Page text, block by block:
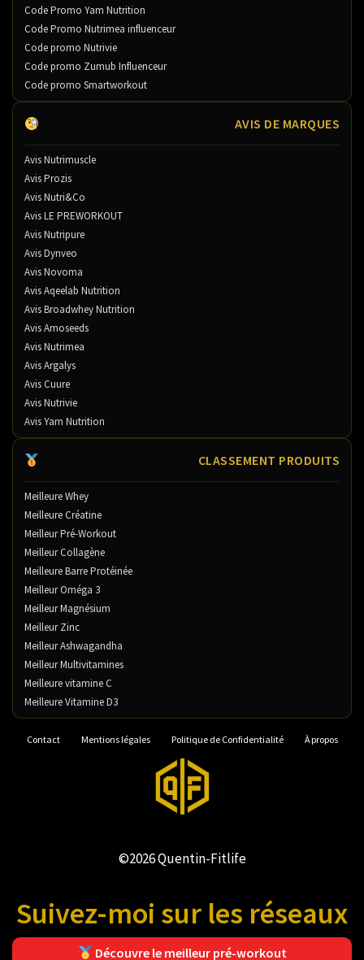
Découvre le meilleur pré-workout
Code Promo Yam Nutrition
Code Promo Nutrimea influenceur
Code promo Nutrivie
Code promo Zumub Influenceur
Code promo Smartworkout
AVIS DE MARQUES
Avis Nutrimuscle
Avis Prozis
Avis Nutri&Co
Avis LE PREWORKOUT
Avis Nutripure
Avis Dynveo
Avis Novoma
Avis Aqeelab Nutrition
Avis Broadwhey Nutrition
Avis Amoseeds
Avis Nutrimea
Avis Argalys
Avis Cuure
Avis Nutrivie
Avis Yam Nutrition
CLASSEMENT PRODUITS
Meilleure Whey
Meilleure Créatine
Meilleur Pré-Workout
Meilleur Collagène
Meilleure Barre Protéinée
Meilleur Oméga 3
Meilleur Magnésium
Meilleur Zinc
Meilleur Ashwagandha
Meilleur Multivitamines
Meilleure vitamine C
Meilleure Vitamine D3
Contact Mentions légales Politique de Confidentialité À propos
©2026 Quentin-Fitlife
Suivez-moi sur les réseaux